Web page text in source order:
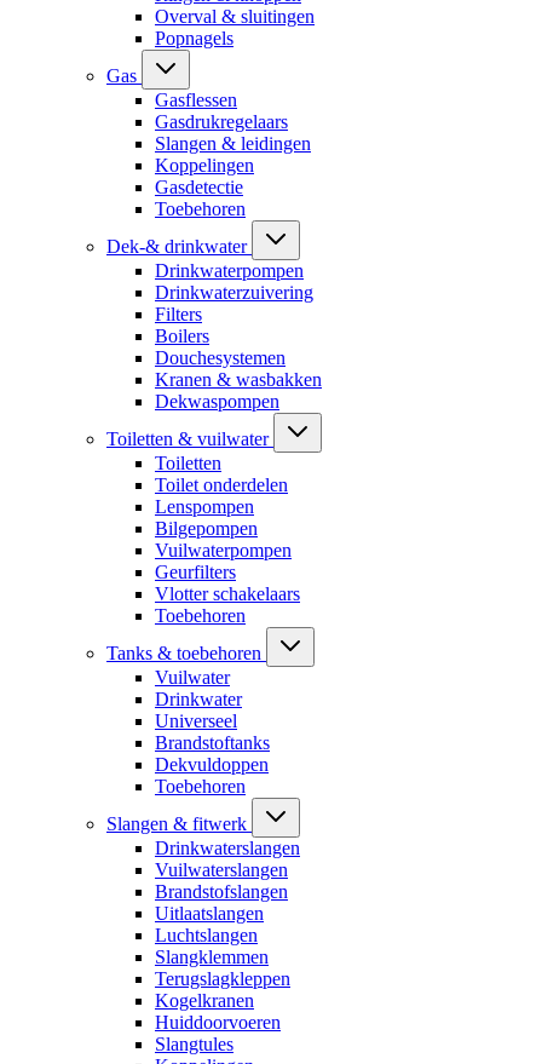
Overval & sluitingen
Popnagels
Gas
Gasflessen
Gasdrukregelaars
Slangen & leidingen
Koppelingen
Gasdetectie
Toebehoren
Dek-& drinkwater
Drinkwaterpompen
Drinkwaterzuivering
Filters
Boilers
Douchesystemen
Kranen & wasbakken
Dekwaspompen
Toiletten & vuilwater
Toiletten
Toilet onderdelen
Lenspompen
Bilgepompen
Vuilwaterpompen
Geurfilters
Vlotter schakelaars
Toebehoren
Tanks & toebehoren
Vuilwater
Drinkwater
Universeel
Brandstoftanks
Dekvuldoppen
Toebehoren
Slangen & fitwerk
Drinkwaterslangen
Vuilwaterslangen
Brandstofslangen
Uitlaatslangen
Luchtslangen
Slangklemmen
Terugslagkleppen
Kogelkranen
Huiddoorvoeren
Slangtules